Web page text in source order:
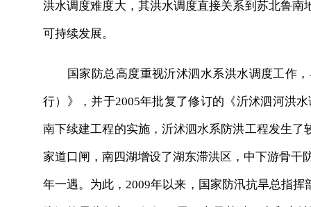
洪水调度难度大，其洪水调度直接关系到苏北鲁
可持续发展。
国家防总高度重视沂沭泗水系洪水调度工作，
行）》，并于2005年批复了修订的《沂沭泗河洪
南下续建工程的实施，沂沭泗水系防洪工程发生
家道口闸，南四湖增设了湖东滞洪区，中下游骨干
年一遇。为此，2009年以来，国家防汛抗旱总指